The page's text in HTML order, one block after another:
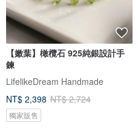
【嫩葉】橄欖石 925純銀設計手
鍊
LifelikeDream Handmade
NT$ 2,398 NT$ 2,724
獨家販售